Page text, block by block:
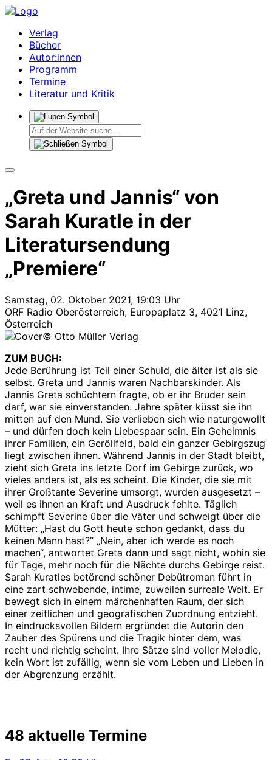
Verlag
Bücher
Autor:innen
Programm
Termine
Literatur und Kritik
„Greta und Jannis“ von
Sarah Kuratle in der
Literatursendung
„Premiere“
Samstag, 02. Oktober 2021, 19:03 Uhr
ORF Radio Oberösterreich, Europaplatz 3, 4021 Linz,
Österreich
© Otto Müller Verlag
ZUM BUCH:
Jede Berührung ist Teil einer Schuld, die älter ist als sie
selbst. Greta und Jannis waren Nachbarskinder. Als
Jannis Greta schüchtern fragte, ob er ihr Bruder sein
darf, war sie einverstanden. Jahre später küsst sie ihn
mitten auf den Mund. Sie verlieben sich wie naturgewollt
– und dürfen doch kein Liebespaar sein. Ein Geheimnis
ihrer Familien, ein Geröllfeld, bald ein ganzer Gebirgszug
liegt zwischen ihnen. Während Jannis in der Stadt bleibt,
zieht sich Greta ins letzte Dorf im Gebirge zurück, wo
vieles anders ist, als es scheint. Die Kinder, die sie mit
ihrer Großtante Severine umsorgt, wurden ausgesetzt –
weil es ihnen an Kraft und Ausdruck fehlte. Täglich
schimpft Severine über die Väter und schweigt über die
Mütter: „Hast du Gott heute schon gedankt, dass du
keinen Mann hast?“ „Nein, aber ich werde es noch
machen“, antwortet Greta dann und sagt nicht, wohin sie
für Tage, mehr noch für die Nächte durchs Gebirge reist.
Sarah Kuratles betörend schöner Debütroman führt in
eine zart schwebende, intime, zuweilen surreale Welt. Er
bewegt sich in einem märchenhaften Raum, der sich
einer zeitlichen und geografischen Zuordnung entzieht.
In eindrucksvollen Bildern ergründet die Autorin den
Zauber des Spürens und die Tragik hinter dem, was
recht und richtig scheint. Ihre Sätze sind voller Melodie,
kein Wort ist zufällig, wenn sie vom Leben und Lieben in
der Abgrenzung erzählt.
48 aktuelle Termine